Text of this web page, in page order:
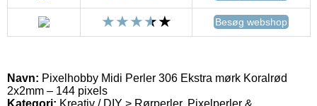
Besøg webshop
Navn: Pixelhobby Midi Perler 306 Ekstra mørk Koralrød
2x2mm – 144 pixels
Kategori: Kreativ / DIY > Rørperler, Pixelperler &